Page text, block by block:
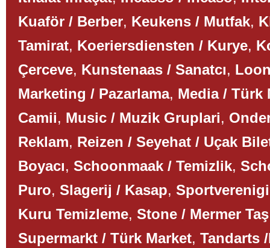
Kuaför / Berber, Keukens / Mutfak,
Tamirat, Koeriersdiensten / Kurye,
Çerceve, Kunstenaas / Sanatcı,
Marketing / Pazarlama, Media / Türk
Camii, Music / Muzik Gruplari,
Reklam, Reizen / Seyehat / Uçak
Boyacı, Schoonmaak / Temizlik,
Puro, Slagerij / Kasap,
Kuru Temizleme, Stone / Mermer Taş
Supermarkt / Türk Market, Tandarts